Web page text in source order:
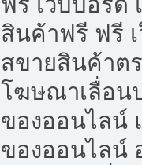
สินค้าฟรี ฟรี
สขายสินค้าต
โฆษณาเลื่อน
ของออนไลน์
ของออนไลน์